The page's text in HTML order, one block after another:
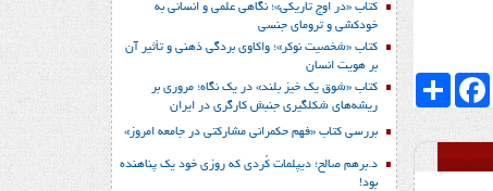
اشتراکFacebook
کتاب «در اوج تاریکی»؛ نگاهی علمی و انسانی به
خودکشی و ترومای جنسی
کتاب «شخصیت نوکر»؛ واکاوی بردگی ذهنی و تأثیر آن
بر هویت انسان
کتاب «شوق یک خیز بلند» در یک نگاه؛ مروری بر
ریشه‌های شکل‎گیری جنبش کارگری در ایران
بررسی کتاب «فهم حکمرانی مشارکتی در جامعه امروز»
د.برهم صالح؛ دیپلمات کُردی که روزی خود یک پناهنده
بود!